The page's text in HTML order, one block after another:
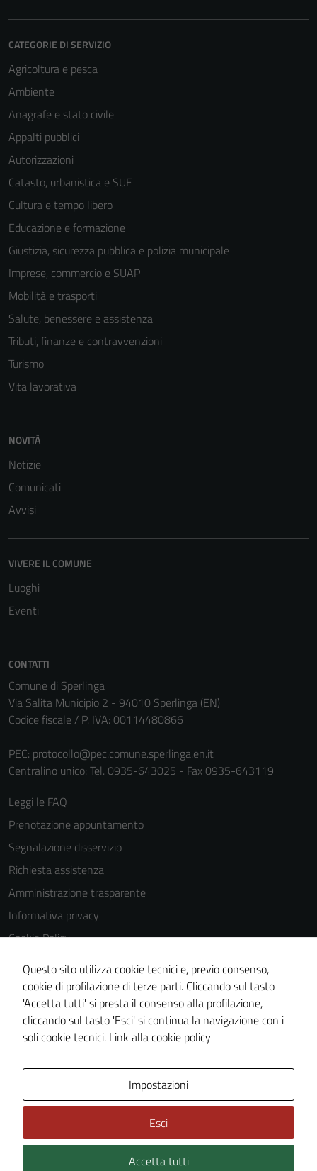
CATEGORIE DI SERVIZIO
Agricoltura e pesca
Ambiente
Anagrafe e stato civile
Appalti pubblici
Autorizzazioni
Catasto, urbanistica e SUE
Cultura e tempo libero
Educazione e formazione
Giustizia, sicurezza pubblica e polizia municipale
Imprese, commercio e SUAP
Mobilità e trasporti
Salute, benessere e assistenza
Tributi, finanze e contravvenzioni
Turismo
Vita lavorativa
NOVITÀ
Notizie
Comunicati
Avvisi
VIVERE IL COMUNE
Luoghi
Eventi
CONTATTI
Comune di Sperlinga
Via Salita Municipio 2 - 94010 Sperlinga (EN)
Codice fiscale / P. IVA: 00114480866
PEC: protocollo@pec.comune.sperlinga.en.it
Centralino unico: Tel. 0935-643025 - Fax 0935-643119
Leggi le FAQ
Prenotazione appuntamento
Segnalazione disservizio
Richiesta assistenza
Amministrazione trasparente
Informativa privacy
Cookie Policy
Note legali
Dichiarazione di accessibilità
Obiettivi di accessibilità
Piano di miglioramento del sito
Technical Design s.r.l.
Questo sito utilizza cookie tecnici e, previo consenso,
cookie di profilazione di terze parti. Cliccando sul tasto
'Accetta tutti' si presta il consenso alla profilazione,
cliccando sul tasto 'Esci' si continua la navigazione con i
soli cookie tecnici. Link alla cookie policy
Impostazioni
Esci
Accetta tutti
Tecnici
sono necessari
per il
funzionamento
possono
essere